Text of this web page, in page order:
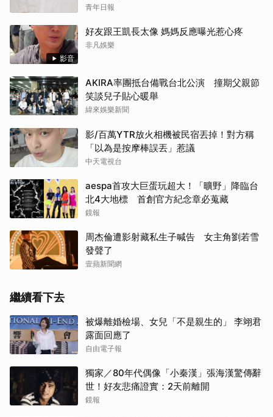
青年日報
影音
好友跟王凱長太像 媽媽反應曝光惹心疼
非凡娛樂
AKIRA率團抵台備戰台北公演 撞期父親節
笑談兒子貼心暖舉
緯來娛樂新聞
影/百萬YTR放火相機被民宿丟掉！對方稱
「以為是按摩棒誤丟」惹議
中天電視台
aespa首攻大巨蛋玩超大！「曠野」降臨台
北4大地標 首創官方紀念章必蒐藏
鏡報
周杰倫遭影射藏私生子喊告 女主角劉若雪
發聲了
壹蘋新聞網
繼續看下去
被爆離婚檢場、女兒「不是親生的」 李翊君
露面回應了
自由電子報
獨家／80年代偶像「小秦漢」張海漢驚傳辭
世！好友悲痛證實：2天前離開
鏡報